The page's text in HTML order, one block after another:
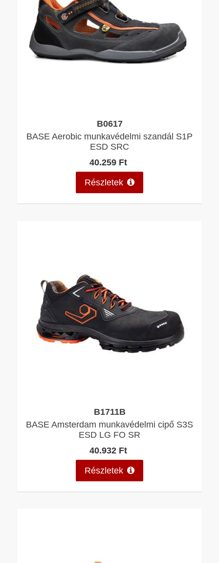
B0617
BASE Aerobic munkavédelmi szandál S1P
ESD SRC
40.259 Ft
Részletek
B1711B
BASE Amsterdam munkavédelmi cipő S3S
ESD LG FO SR
40.932 Ft
Részletek